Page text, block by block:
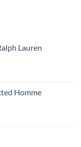
Lauren
Homme